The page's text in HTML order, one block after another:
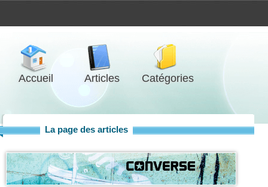
Accueil Articles Catégories
La page des articles